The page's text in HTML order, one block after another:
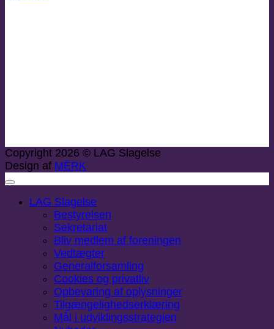
Copyright 2026 © LAG Slagelse
Design af MËRK
LAG Slagelse
Bestyrelsen
Sekretariat
Bliv medlem af foreningen
Vedtægter
Generalforsamling
Cookies og privatliv
Opbevaring af oplysninger
Tilgængelighedserklæring
Mål i udviklingsstrategien